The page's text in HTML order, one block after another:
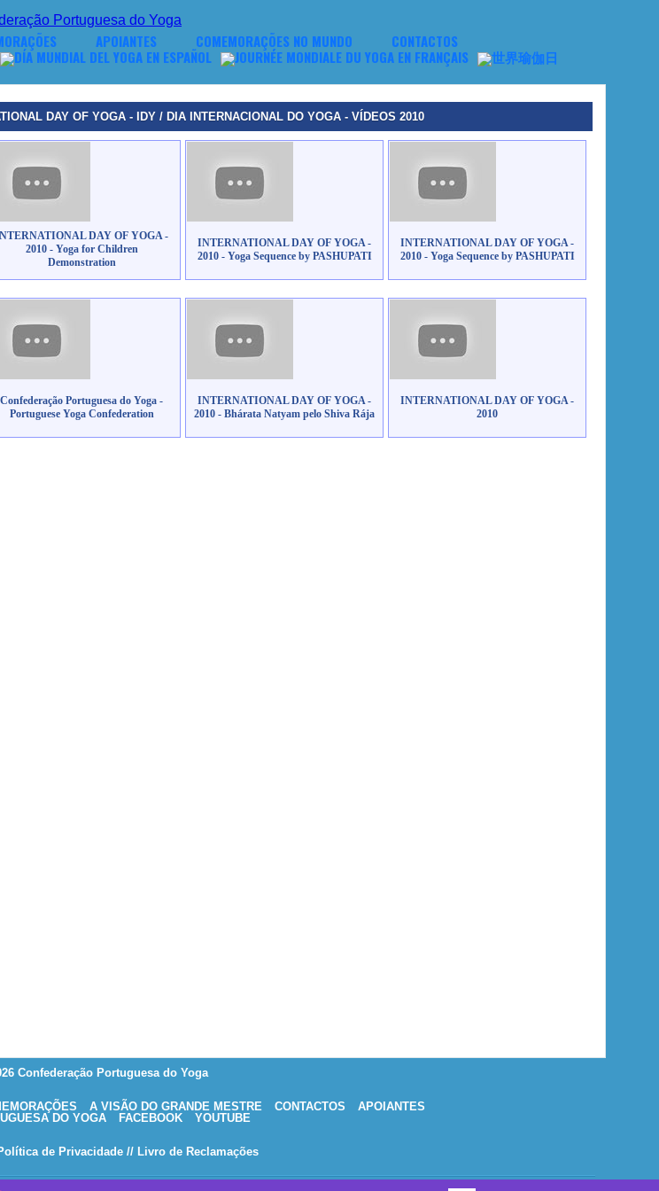
APOIANTES COMEMORAÇÕES NO MUNDO CONTACTOS
DAY OF YOGA - IDY / DIA INTERNACIONAL DO YOGA - VÍDEOS 2010
DAY OF YOGA -
2010 - Yoga for Children
Demonstration
INTERNATIONAL DAY OF YOGA -
2010 - Yoga Sequence by PASHUPATI
INTERNATIONAL DAY OF YOGA -
2010 - Yoga Sequence by PASHUPATI
Confederação Portuguesa do Yoga -
Portuguese Yoga Confederation
INTERNATIONAL DAY OF YOGA -
2010 - Bhárata Natyam pelo Shiva Rája
INTERNATIONAL DAY OF YOGA -
2010
Confederação Portuguesa do Yoga
A VISÃO DO GRANDE MESTRE CONTACTOS
APOIANTES
DO YOGA
FACEBOOK YOUTUBE
de Privacidade // Livro de Reclamações